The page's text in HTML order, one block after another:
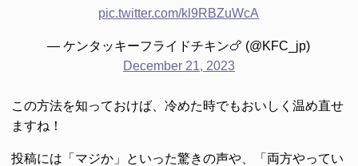
pic.twitter.com/kl9RBZuWcA
— ケンタッキーフライドチキン🍗 (@KFC_jp)
December 21, 2023
この方法を知っておけば、冷めた時でもおいしく温め直せ
ますね！
投稿には「マジか」といった驚きの声や、「両方やってい